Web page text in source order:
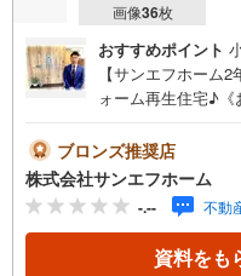
画像36枚
おすすめポイント
【サンエフホーム
ォーム再生住宅♪
線利用できる便利
な住宅街！■引渡し
保証！■徒歩4分の
ィバス■住宅ローン
銀行、地銀まで提
な低金利の銀行を
ブロンズ推奨店
株式会社サンエフホーム
-.-- 不動
資料をも